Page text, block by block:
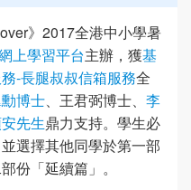
》2017全港中小學暑
上學習平台主辦，獲基
-長腿叔叔信箱服務全
博士、王君弼博士、 李
先生鼎力支持。學生必
選擇其他同學於第一部
份「延續篇」。